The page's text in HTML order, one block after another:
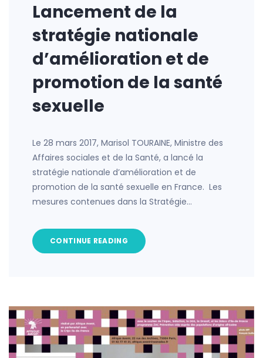
Lancement de la
stratégie nationale
d’amélioration et de
promotion de la santé
sexuelle
Le 28 mars 2017, Marisol TOURAINE, Ministre des
Affaires sociales et de la Santé, a lancé la
stratégie nationale d’amélioration et de
promotion de la santé sexuelle en France. Les
mesures contenues dans la Stratégie…
CONTINUE READING